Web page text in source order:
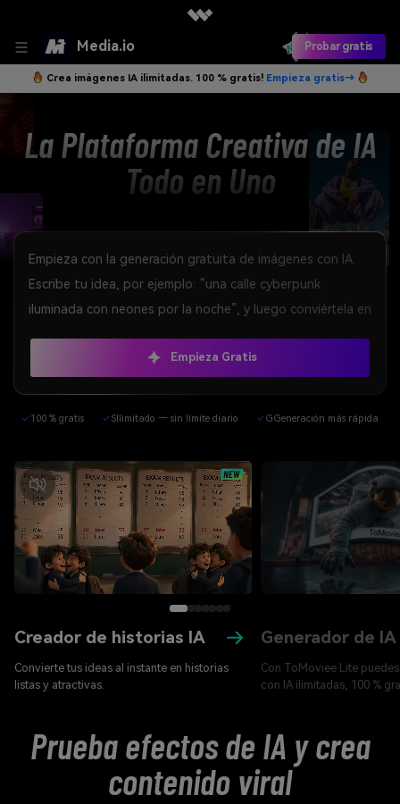
Media.io Probar gratis
Crea imágenes IA ilimitadas. 100 % gratis! Empieza gratis→
La Plataforma Creativa de IA
Todo en Uno
Empieza Gratis
✓100 % gratis ✓SIlimitado — sin límite diario ✓GGeneración más rápida
Creador de historias IA
Convierte tus ideas al instante en historias
listas y atractivas.
Generador de
Con ToMoviee Lite
con IA ilimitadas, 100 %
Prueba efectos de IA y crea
contenido viral